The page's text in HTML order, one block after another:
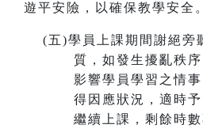
遊平安險，以確保教學安全。
(五)學員上課期間謝絕旁
質，如發生擾亂秩
影響學員學習之情
得因應狀況，適時
繼續上課，剩餘時數